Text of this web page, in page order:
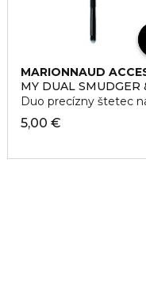
MARIONNAUD
MY DUAL
Duo precízny štetec
5,00 €